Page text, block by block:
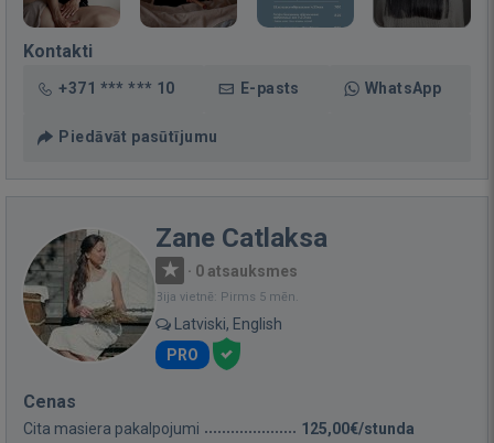
Kontakti
+371 *** *** 10 E-pasts WhatsApp
Piedāvāt pasūtījumu
Zane Catlaksa
· 0 atsauksmes
Bija vietnē: Pirms 5 mēn.
Latviski, English
PRO
Cenas
Cita masiera pakalpojumi 125,00€/stunda